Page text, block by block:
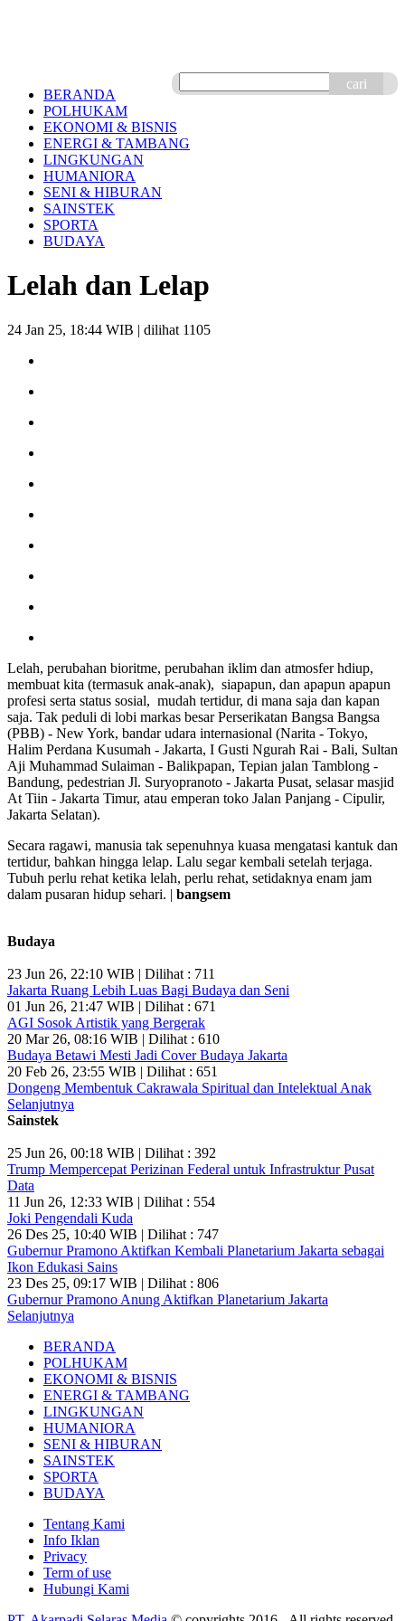
cari
BERANDA
POLHUKAM
EKONOMI & BISNIS
ENERGI & TAMBANG
LINGKUNGAN
HUMANIORA
SENI & HIBURAN
SAINSTEK
SPORTA
BUDAYA
Lelah dan Lelap
24 Jan 25, 18:44 WIB | dilihat 1105
Lelah, perubahan bioritme, perubahan iklim dan atmosfer hdiup,
membuat kita (termasuk anak-anak), siapapun, dan apapun apapun
profesi serta status sosial, mudah tertidur, di mana saja dan kapan
saja. Tak peduli di lobi markas besar Perserikatan Bangsa Bangsa
(PBB) - New York, bandar udara internasional (Narita - Tokyo,
Halim Perdana Kusumah - Jakarta, I Gusti Ngurah Rai - Bali, Sultan
Aji Muhammad Sulaiman - Balikpapan, Tepian jalan Tamblong -
Bandung, pedestrian Jl. Suryopranoto - Jakarta Pusat, selasar masjid
At Tiin - Jakarta Timur, atau emperan toko Jalan Panjang - Cipulir,
Jakarta Selatan).
Secara ragawi, manusia tak sepenuhnya kuasa mengatasi kantuk dan
tertidur, bahkan hingga lelap. Lalu segar kembali setelah terjaga.
Tubuh perlu rehat ketika lelah, perlu rehat, setidaknya enam jam
dalam pusaran hidup sehari. | bangsem
Budaya
23 Jun 26, 22:10 WIB | Dilihat : 711
Jakarta Ruang Lebih Luas Bagi Budaya dan Seni
01 Jun 26, 21:47 WIB | Dilihat : 671
AGI Sosok Artistik yang Bergerak
20 Mar 26, 08:16 WIB | Dilihat : 610
Budaya Betawi Mesti Jadi Cover Budaya Jakarta
20 Feb 26, 23:55 WIB | Dilihat : 651
Dongeng Membentuk Cakrawala Spiritual dan Intelektual Anak
Selanjutnya
Sainstek
25 Jun 26, 00:18 WIB | Dilihat : 392
Trump Mempercepat Perizinan Federal untuk Infrastruktur Pusat
Data
11 Jun 26, 12:33 WIB | Dilihat : 554
Joki Pengendali Kuda
26 Des 25, 10:40 WIB | Dilihat : 747
Gubernur Pramono Aktifkan Kembali Planetarium Jakarta sebagai
Ikon Edukasi Sains
23 Des 25, 09:17 WIB | Dilihat : 806
Gubernur Pramono Anung Aktifkan Planetarium Jakarta
Selanjutnya
BERANDA
POLHUKAM
EKONOMI & BISNIS
ENERGI & TAMBANG
LINGKUNGAN
HUMANIORA
SENI & HIBURAN
SAINSTEK
SPORTA
BUDAYA
Tentang Kami
Info Iklan
Privacy
Term of use
Hubungi Kami